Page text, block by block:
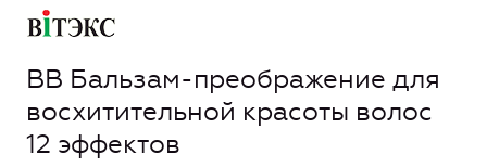
ВВ Бальзам-преображение для
восхитительной красоты волос
12 эффектов